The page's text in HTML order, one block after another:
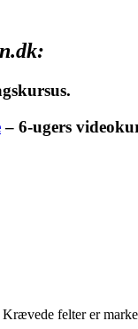
– 6-ugers
Krævede felter er